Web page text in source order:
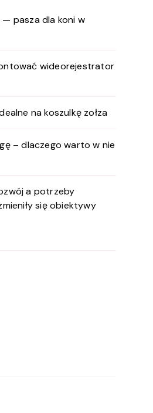
— pasza dla koni w
wideorejestrator
na koszulkę zołza
– dlaczego warto w nie
a potrzeby
się obiektywy